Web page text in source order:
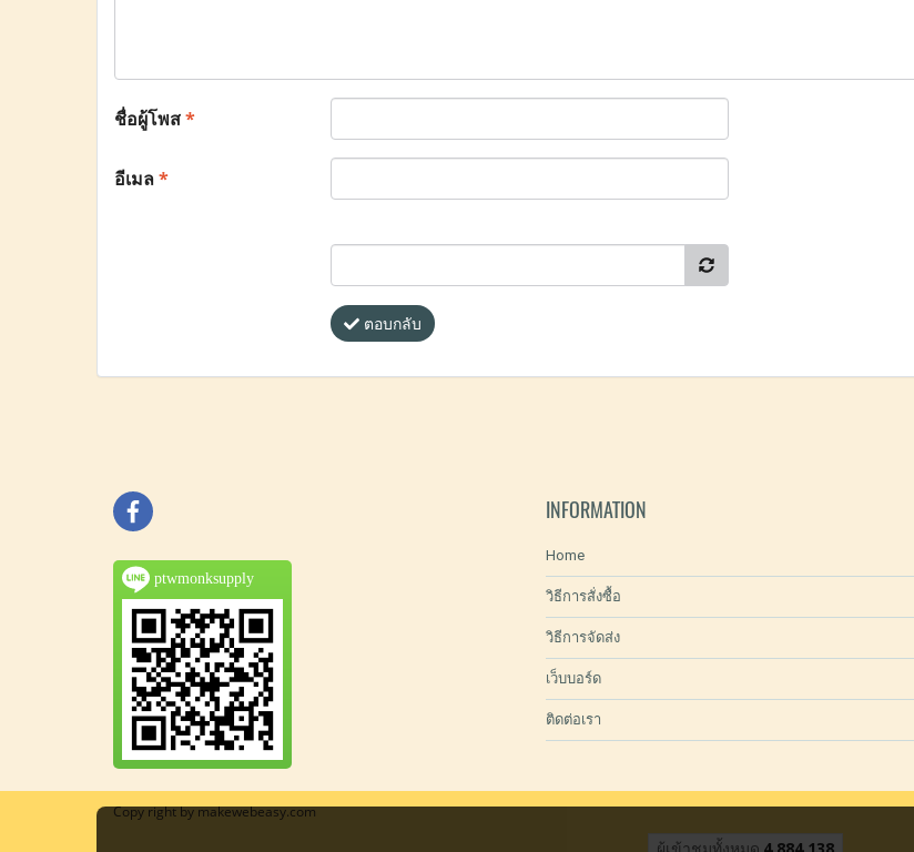
ชื่อผู้โพส*
อีเมล*
ตอบกลับ
ptwmonksupply
INFORMATION
Home
วิธีการสั่งซื้อ
วิธีการจัดส่ง
เว็บบอร์ด
ติดต่อเรา
Copy right by makewebeasy.com
ผู้เข้าชมทั้งหมด 4,884,138